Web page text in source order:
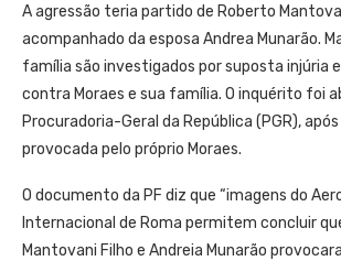
A agressão teria partido de Roberto
acompanhado da esposa Andrea Munarão.
família são investigados por suposta injúria
contra Moraes e sua família. O inquérito foi
Procuradoria-Geral da República (PGR),
provocada pelo próprio Moraes.
O documento da PF diz que “imagens do
Internacional de Roma permitem concluir
Mantovani Filho e Andreia Munarão